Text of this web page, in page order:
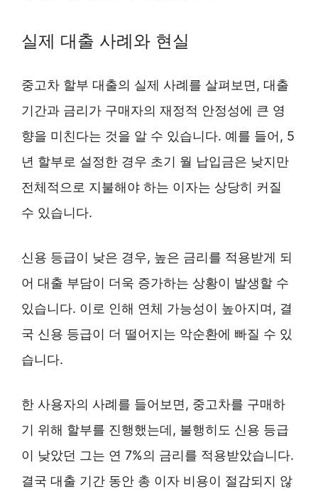
실제 대출 사례와 현실
중고차 할부 대출의 실제 사례를 살펴보면, 대출
기간과 금리가 구매자의 재정적 안정성에 큰 영
향을 미친다는 것을 알 수 있습니다. 예를 들어, 5
년 할부로 설정한 경우 초기 월 납입금은 낮지만
전체적으로 지불해야 하는 이자는 상당히 커질
수 있습니다.
신용 등급이 낮은 경우, 높은 금리를 적용받게 되
어 대출 부담이 더욱 증가하는 상황이 발생할 수
있습니다. 이로 인해 연체 가능성이 높아지며, 결
국 신용 등급이 더 떨어지는 악순환에 빠질 수 있
습니다.
한 사용자의 사례를 들어보면, 중고차를 구매하
기 위해 할부를 진행했는데, 불행히도 신용 등급
이 낮았던 그는 연 7%의 금리를 적용받았습니다.
결국 대출 기간 동안 총 이자 비용이 절감되지 않